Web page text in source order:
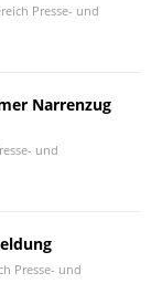
Presse- und
Narrenzug
und
Presse- und